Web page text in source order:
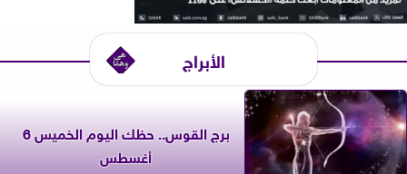
الأبراج
برج القوس.. حظك اليوم الخميس 6
أغسطس